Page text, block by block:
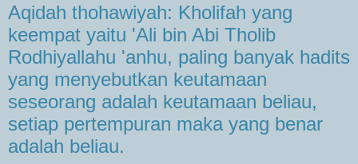
Aqidah thohawiyah: Kholifah yang
keempat yaitu 'Ali bin Abi Tholib
Rodhiyallahu 'anhu, paling banyak hadits
yang menyebutkan keutamaan
seseorang adalah keutamaan beliau,
setiap pertempuran maka yang benar
adalah beliau.